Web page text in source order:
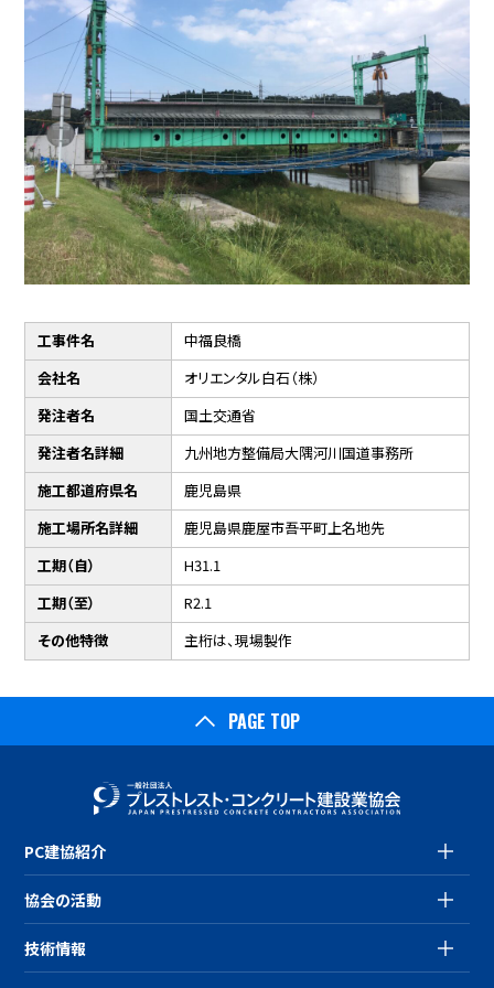
工事件名
中福良橋
会社名
オリエンタル白石（株）
発注者名
国土交通省
発注者名詳細
九州地方整備局大隅河川国道事務所
施工都道府県名
鹿児島県
施工場所名詳細
鹿児島県鹿屋市吾平町上名地先
工期（自）
H31.1
工期（至）
R2.1
その他特徴
主桁は、現場製作
PAGE TOP
PC建協紹介
協会の活動
技術情報